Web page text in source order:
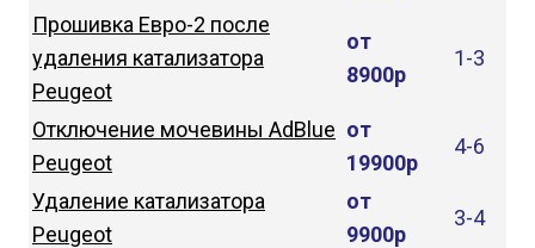
Прошивка Евро-2 после
удаления катализатора
Peugeot
от
8900р
1-3
Отключение мочевины AdBlue
Peugeot
от
19900р
4-6
Удаление катализатора
Peugeot
от
9900р
3-4